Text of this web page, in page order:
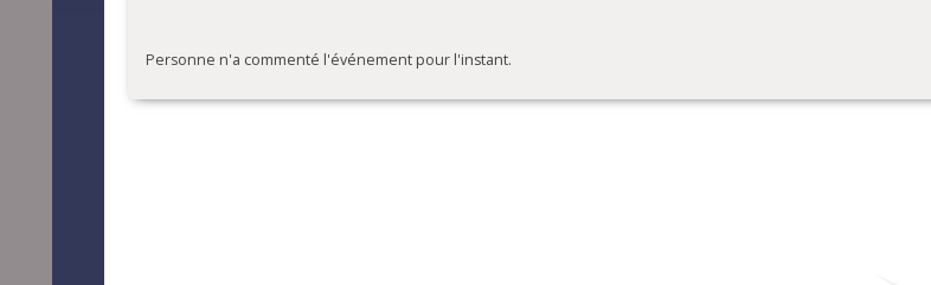
Personne n'a commenté l'événement pour l'instant.